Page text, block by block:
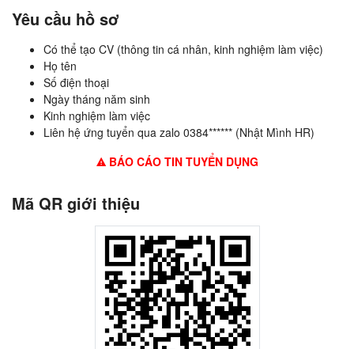
Yêu cầu hồ sơ
Có thể tạo CV (thông tin cá nhân, kinh nghiệm làm việc)
Họ tên
Số điện thoại
Ngày tháng năm sinh
Kinh nghiệm làm việc
Liên hệ ứng tuyển qua zalo 0384****** (Nhật Mình HR)
BÁO CÁO TIN TUYỂN DỤNG
Mã QR giới thiệu